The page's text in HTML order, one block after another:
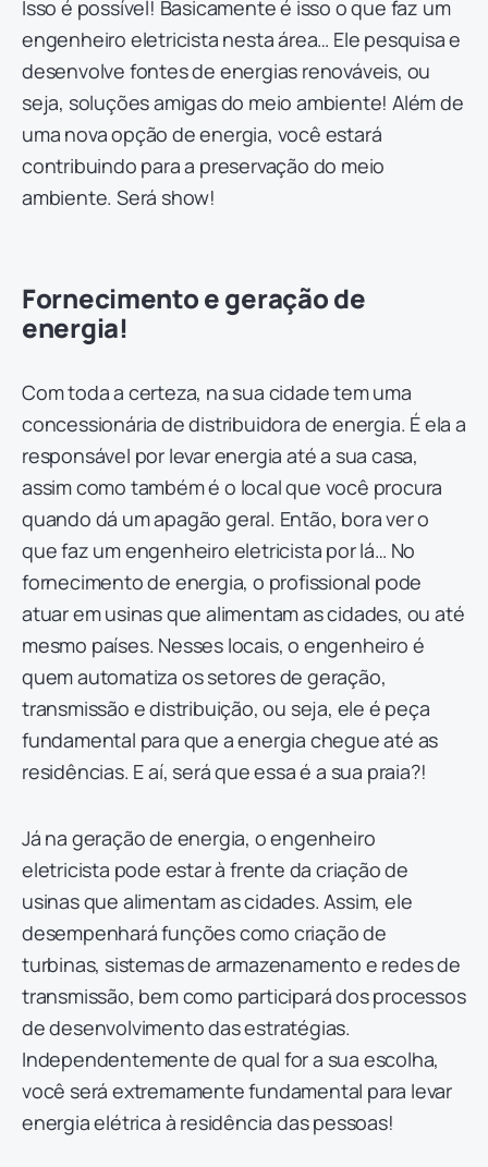
Isso é possível! Basicamente é isso o que faz um
engenheiro eletricista nesta área… Ele pesquisa e
desenvolve fontes de energias renováveis, ou
seja, soluções amigas do meio ambiente! Além de
uma nova opção de energia, você estará
contribuindo para a preservação do meio
ambiente. Será show!
Fornecimento e geração de
energia!
Com toda a certeza, na sua cidade tem uma
concessionária de distribuidora de energia. É ela a
responsável por levar energia até a sua casa,
assim como também é o local que você procura
quando dá um apagão geral. Então, bora ver o
que faz um engenheiro eletricista por lá… No
fornecimento de energia, o profissional pode
atuar em usinas que alimentam as cidades, ou até
mesmo países. Nesses locais, o engenheiro é
quem automatiza os setores de geração,
transmissão e distribuição, ou seja, ele é peça
fundamental para que a energia chegue até as
residências. E aí, será que essa é a sua praia?!
Já na geração de energia, o engenheiro
eletricista pode estar à frente da criação de
usinas que alimentam as cidades. Assim, ele
desempenhará funções como criação de
turbinas, sistemas de armazenamento e redes de
transmissão, bem como participará dos processos
de desenvolvimento das estratégias.
Independentemente de qual for a sua escolha,
você será extremamente fundamental para levar
energia elétrica à residência das pessoas!